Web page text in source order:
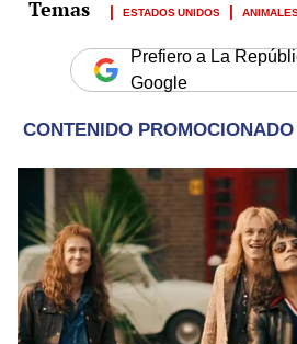
ESTADOS UNIDOS
Prefiero a La
Google